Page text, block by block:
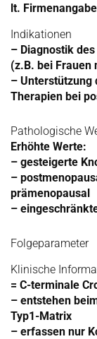
lt.
Indikationen
– Diagnostik
(z.B. bei Frauen
– Unterstützung
Therapien bei
Pathologische
Erhöhte Werte:
– gesteigerte
–
prämenopausal
–
Folgeparameter
Klinische
= C-terminale
– entstehen
Typ1-Matrix
– erfassen nur